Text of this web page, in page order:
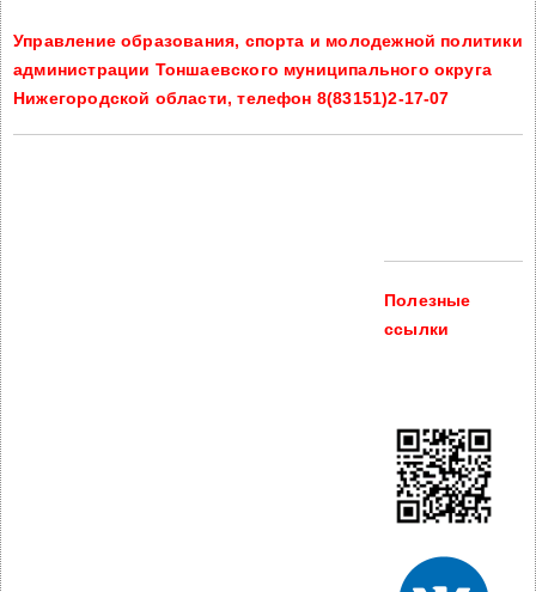
Управление образования, спорта и молодежной политики
администрации Тоншаевского муниципального округа
Нижегородской области, телефон 8(83151)2-17-07
Полезные
ссылки